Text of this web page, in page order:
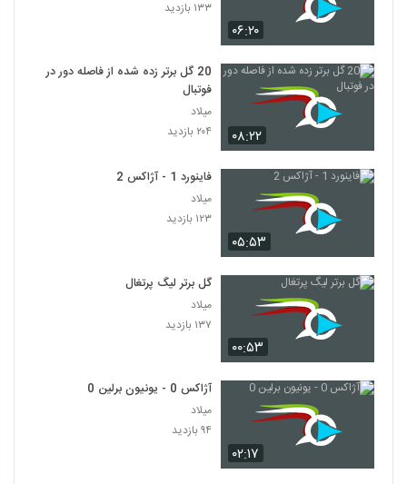
۰۶:۲۰
۱۳۳ بازدید
۰۸:۲۲
20 گل برتر زده شده از فاصله دور در
فوتبال
میلاد
۲۰۴ بازدید
۰۵:۵۳
فاینورد 1 - آژاکس 2
میلاد
۱۲۳ بازدید
۰۰:۵۳
گل برتر لیگ پرتغال
میلاد
۱۳۷ بازدید
۰۲:۱۷
آژاکس 0 - یونیون برلین 0
میلاد
۹۴ بازدید